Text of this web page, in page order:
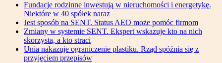
Fundacje rodzinne inwestują w nieruchomości i energetykę.
Niektóre w 40 spółek naraz
Jest sposób na SENT. Status AEO może pomóc firmom
Zmiany w systemie SENT. Ekspert wskazuje kto na nich
skorzysta, a kto straci
Unia nakazuje ograniczenie plastiku. Rząd spóźnia się z
przyjęciem przepisów